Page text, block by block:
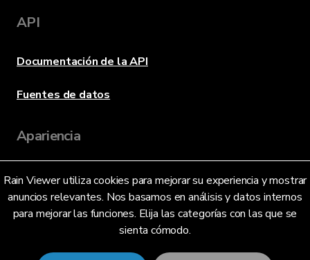
Rain Viewer utiliza cookies para mejorar su experiencia y mostrar
anuncios relevantes. Nos basamos en análisis y datos internos
para mejorar las funciones. Elija las categorías con las que se
sienta cómodo.
API
Documentación de la API
Fuentes de datos
Apariencia
Idioma